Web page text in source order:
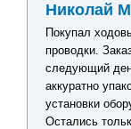
Николай
Покупал
проводки.
следующий
аккуратно
установки
Остались